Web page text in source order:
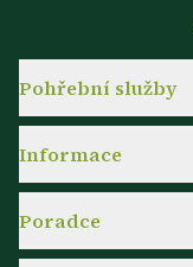
Pohřební služby
Informace
Poradce